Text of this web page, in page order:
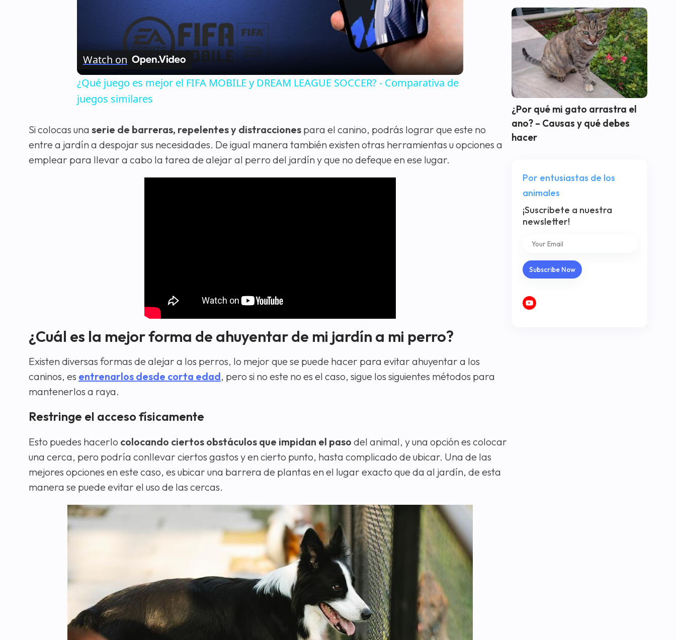
Watch on
¿Qué juego es mejor el FIFA MOBILE y DREAM LEAGUE SOCCER? - Comparativa de
juegos similares
Si colocas una serie de barreras, repelentes y distracciones para el canino, podrás lograr que este no
entre a jardín a despojar sus necesidades. De igual manera también existen otras herramientas u opciones a
emplear para llevar a cabo la tarea de alejar al perro del jardín y que no defeque en ese lugar.
¿Cuál es la mejor forma de ahuyentar de mi jardín a mi perro?
Existen diversas formas de alejar a los perros, lo mejor que se puede hacer para evitar ahuyentar a los
caninos, es entrenarlos desde corta edad, pero si no este no es el caso, sigue los siguientes métodos para
mantenerlos a raya.
Restringe el acceso físicamente
Esto puedes hacerlo colocando ciertos obstáculos que impidan el paso del animal, y una opción es colocar
una cerca, pero podría conllevar ciertos gastos y en cierto punto, hasta complicado de ubicar. Una de las
mejores opciones en este caso, es ubicar una barrera de plantas en el lugar exacto que da al jardín, de esta
manera se puede evitar el uso de las cercas.
¿Por qué mi gato arrastra el
ano? – Causas y qué debes
hacer
Por entusiastas de los
animales
¡Suscribete a nuestra
newsletter!